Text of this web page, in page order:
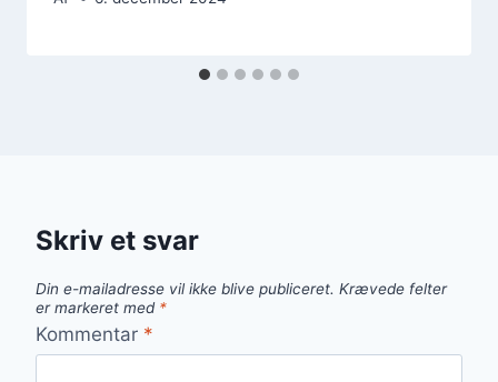
Skriv et svar
Din e-mailadresse vil ikke blive publiceret. Krævede felter
er markeret med *
Kommentar *